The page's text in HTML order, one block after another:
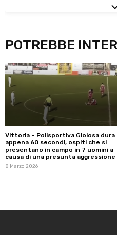
POTREBBE
Vittoria – Polisportiva Gioiosa dura
appena 60 secondi, ospiti che si
presentano in campo in 7 uomini a
causa di una presunta aggressione
8 Marzo 2026